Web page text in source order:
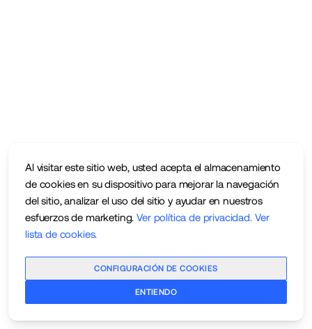
Al visitar este sitio web, usted acepta el almacenamiento
de cookies en su dispositivo para mejorar la navegación
del sitio, analizar el uso del sitio y ayudar en nuestros
esfuerzos de marketing.Ver política de privacidad. Ver
lista de cookies.
CONFIGURACIÓN DE COOKIES
ENTIENDO